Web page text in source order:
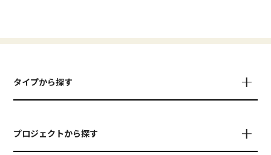
タイプから探す
プロジェクトから探す